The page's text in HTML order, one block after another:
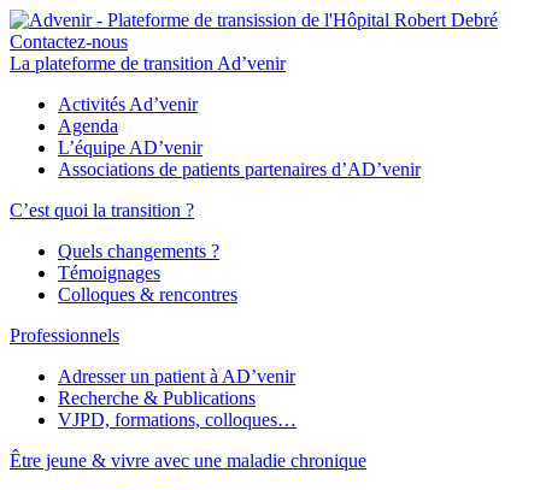
Contactez-nous
La plateforme de transition Ad’venir
Activités Ad’venir
Agenda
L’équipe AD’venir
Associations de patients partenaires d’AD’venir
C’est quoi la transition ?
Quels changements ?
Témoignages
Colloques & rencontres
Professionnels
Adresser un patient à AD’venir
Recherche & Publications
VJPD, formations, colloques…
Être jeune & vivre avec une maladie chronique